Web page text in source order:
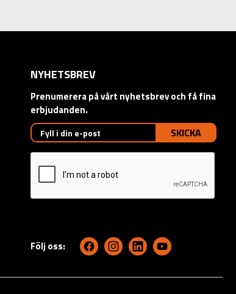
NYHETSBREV
Prenumerera på vårt nyhetsbrev och få fina
erbjudanden.
SKICKA
Följ oss: